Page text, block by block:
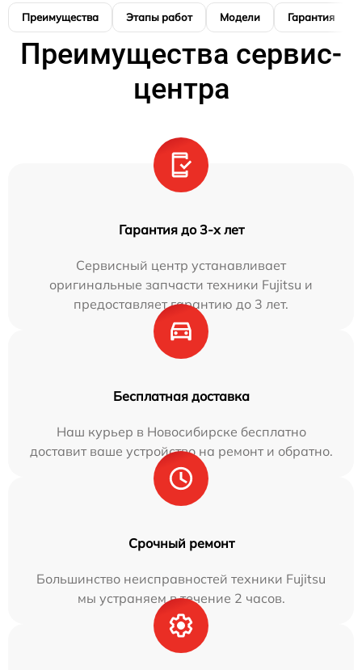
Преимущества Этапы работ Модели Гарантия
Преимущества сервис-
центра
Гарантия до 3-х лет
Сервисный центр устанавливает
оригинальные запчасти техники Fujitsu и
предоставляет гарантию до 3 лет.
Бесплатная доставка
Наш курьер в Новосибирске бесплатно
доставит ваше устройство на ремонт и обратно.
Срочный ремонт
Большинство неисправностей техники Fujitsu
мы устраняем в течение 2 часов.